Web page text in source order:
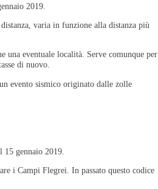
2019.
varia in funzione alla distanza più
una eventuale località. Serve comunque per
di nuovo.
evento sismico originato dalle zolle
gennaio 2019.
i Campi Flegrei. In passato questo codice